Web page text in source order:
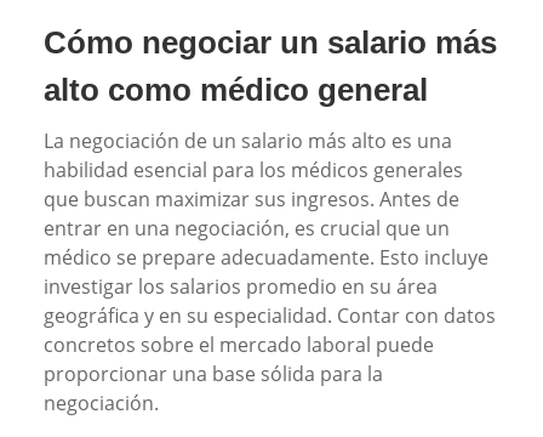
Cómo negociar un salario más
alto como médico general
La negociación de un salario más alto es una
habilidad esencial para los médicos generales
que buscan maximizar sus ingresos. Antes de
entrar en una negociación, es crucial que un
médico se prepare adecuadamente. Esto incluye
investigar los salarios promedio en su área
geográfica y en su especialidad. Contar con datos
concretos sobre el mercado laboral puede
proporcionar una base sólida para la
negociación.